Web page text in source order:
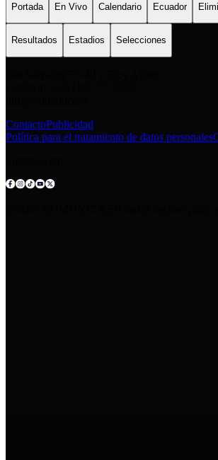
Portada En Vivo Calendario Ecuador
Resultados Estadios Selecciones
ContactoPublicidad
Política para el tratamiento de datos personales